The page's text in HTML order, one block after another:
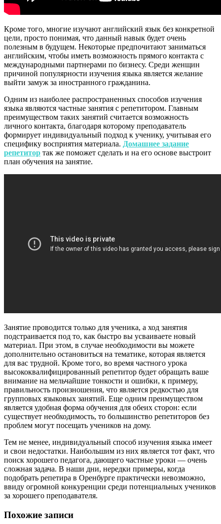
Кроме того, многие изучают английский язык без конкретной
цели, просто понимая, что данный навык будет очень
полезным в будущем. Некоторые предпочитают заниматься
английским, чтобы иметь возможность прямого контакта с
международными партнерами по бизнесу. Среди женщин
причиной популярности изучения языка является желание
выйти замуж за иностранного гражданина.
Одним из наиболее распространенных способов изучения
языка являются частные занятия с репетитором. Главным
преимуществом таких занятий считается возможность
личного контакта, благодаря которому преподаватель
формирует индивидуальный подход к ученику, учитывая его
специфику восприятия материала. Домашнее задание
репетитор так же поможет сделать и на его основе выстроит
план обучения на занятие.
Занятие проводится только для ученика, а ход занятия
подстраивается под то, как быстро вы усваиваете новый
материал. При этом, в случае необходимости вы можете
дополнительно остановиться на тематике, которая является
для вас трудной. Кроме того, во время частного урока
высококвалифицированный репетитор будет обращать ваше
внимание на мельчайшие тонкости и ошибки, к примеру,
правильность произношения, что является редкостью для
групповых языковых занятий. Еще одним преимуществом
является удобная форма обучения для обеих сторон: если
существует необходимость, то большинство репетиторов без
проблем могут посещать учеников на дому.
Тем не менее, индивидуальный способ изучения языка имеет
и свои недостатки. Наибольшим из них является тот факт, что
поиск хорошего педагога, дающего частные уроки — очень
сложная задача. В наши дни, нередки примеры, когда
подобрать репетира в Оренбурге практически невозможно,
ввиду огромной конкуренции среди потенциальных учеников
за хорошего преподавателя.
Похожие записи